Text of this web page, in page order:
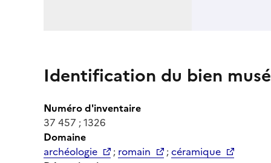
Identification du bien
Numéro d'inventaire
37 457 ; 1326
Domaine
archéologie
; romain ;céramique